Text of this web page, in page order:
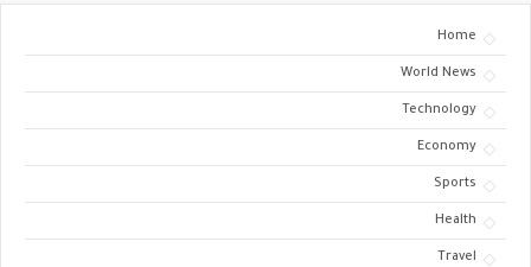
Home
World News
Technology
Economy
Sports
Health
Travel